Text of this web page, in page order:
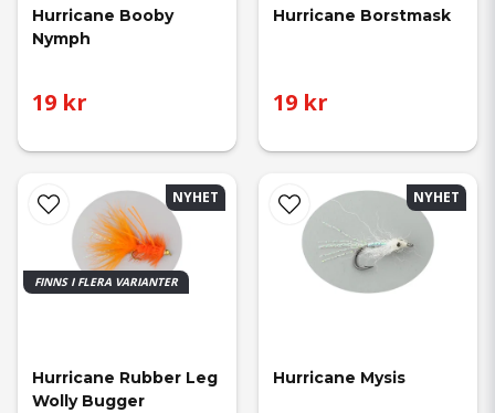
Hurricane Booby
Nymph
19 kr
Hurricane Borstmask
19 kr
FINNS I FLERA VARIANTER
Hurricane Rubber Leg
Wolly Bugger
NYHET
Hurricane Mysis
NYHET